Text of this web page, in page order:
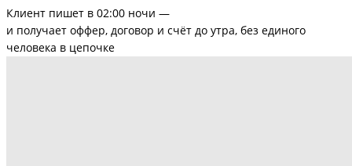
Клиент пишет в 02:00 ночи —
и получает оффер, договор и счёт до утра, без единого
человека в цепочке